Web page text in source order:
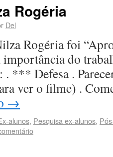
Rogéria
Del
Rogéria foi
importância do
. *** Defesa .
ver o filme) .
→
alunos, Pesquisa ex-alunos,